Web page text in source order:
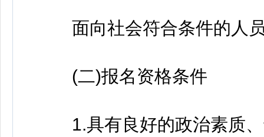
面向社会符合条件的人
(二)报名资格条件
1.具有良好的政治素质、